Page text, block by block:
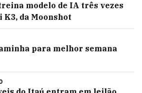
modelo de IA três vezes
da Moonshot
para melhor semana